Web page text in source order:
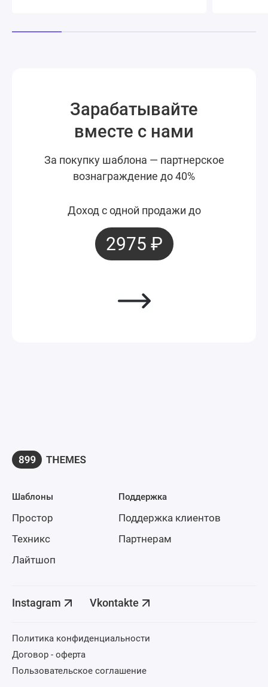
Зарабатывайте
вместе с нами
За покупку шаблона — партнерское
вознаграждение до 40%
Доход с одной продажи до
2975 ₽
Шаблоны
Простор
Техникс
Лайтшоп
Поддержка
Поддержка клиентов
Партнерам
Instagram Vkontakte
Политика конфиденциальности
Договор - оферта
Пользовательское соглашение